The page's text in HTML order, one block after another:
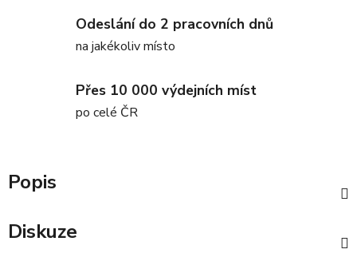
Odeslání do 2 pracovních dnů
na jakékoliv místo
Přes 10 000 výdejních míst
po celé ČR
Popis
Diskuze